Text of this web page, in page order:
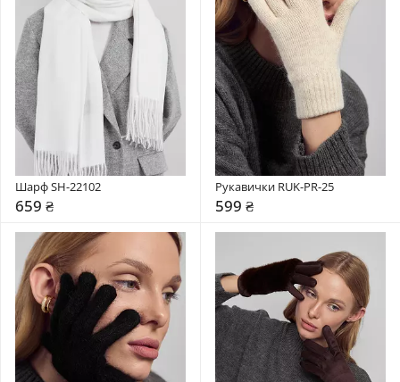
Шарф SH-22102
659 ₴
Рукавички RUK-PR-25
599 ₴